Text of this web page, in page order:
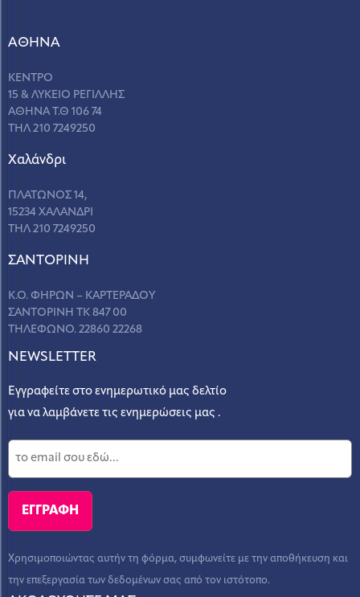
ΑΘΗΝΑ
ΚΕΝΤΡΟ
15 & ΛΥΚΕΙΟ ΡΕΓΙΛΛΗΣ
ΑΘΗΝΑ Τ.Θ 106 74
ΤΗΛ 210 7249250
Χαλάνδρι
ΠΛΑΤΩΝΟΣ 14,
15234 ΧΑΛΑΝΔΡΙ
ΤΗΛ 210 7249250
ΣANΤΟΡΙΝΗ
Κ.Ο. ΦΗΡΩΝ – ΚΑΡΤΕΡΑΔΟΥ
ΣΑΝΤΟΡΙΝΗ ΤΚ 847 00
ΤΗΛΕΦΩΝΟ. 22860 22268
NEWSLETTER
Εγγραφείτε στο ενημερωτικό μας δελτίο
για να λαμβάνετε τις ενημερώσεις μας .
Χρησιμοποιώντας αυτήν τη φόρμα, συμφωνείτε με την αποθήκευση και
την επεξεργασία των δεδομένων σας από τον ιστότοπο.